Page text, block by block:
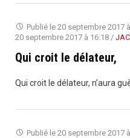
Publié le 20 septembre 2017
20 septembre 2017 à 16:18 /
Qui croit le délateur,
Qui croit le délateur, n’aura
Publié le 20 septembre 2017